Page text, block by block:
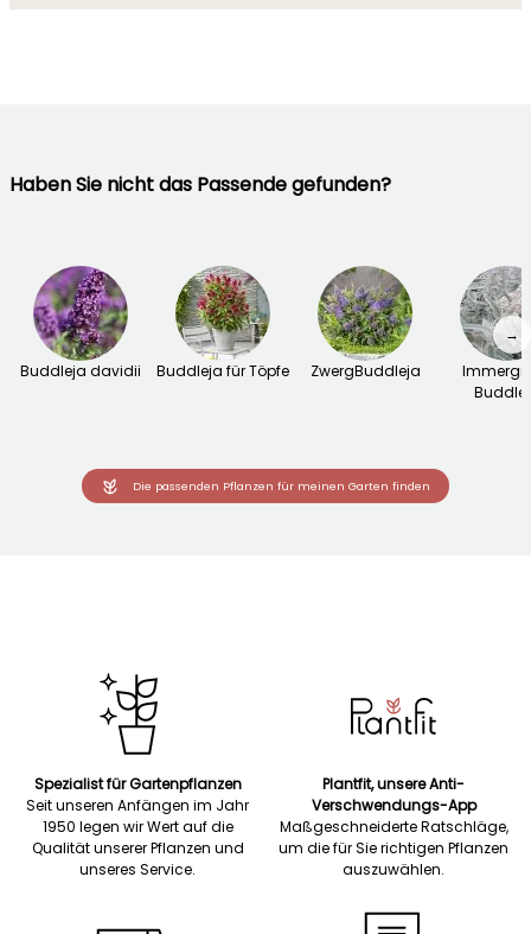
Haben Sie nicht das Passende gefunden?
Buddleja davidii Buddleja für Töpfe ZwergBuddleja
→
Die passenden Pflanzen für meinen Garten finden
Spezialist für Gartenpflanzen
Seit unseren Anfängen im Jahr
1950 legen wir Wert auf die
Qualität unserer Pflanzen und
unseres Service.
Plantfit, unsere Anti-
Verschwendungs-App
Maßgeschneiderte Ratschläge,
um die für Sie richtigen Pflanzen
auszuwählen.